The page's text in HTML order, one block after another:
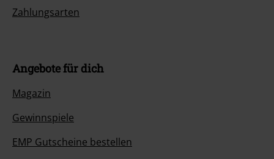
Zahlungsarten
Angebote für dich
Magazin
Gewinnspiele
EMP Gutscheine bestellen